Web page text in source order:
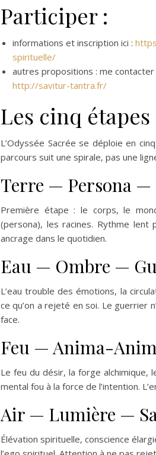
Participer :
informations et inscription ici :
spirituelle/
autres propositions : me contacter
http://savitur-tantra.fr/
Les cinq
L’Odyssée Sacrée se déploie en
parcours suit une spirale, pas une
Terre — Persona —
Première étape : le corps, le
(persona), les racines. Rythme
ancrage dans le quotidien.
Eau — Ombre —
L’eau trouble des émotions, la
ce qu’on a rejeté en soi. Le guerrier
face.
Feu — Anima-
Le feu du désir, la forge alchimique,
mental fou à la force de l’intention.
Air — Lumière —
Élévation spirituelle, conscience